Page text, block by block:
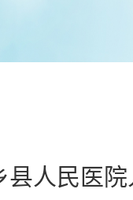
县人民医